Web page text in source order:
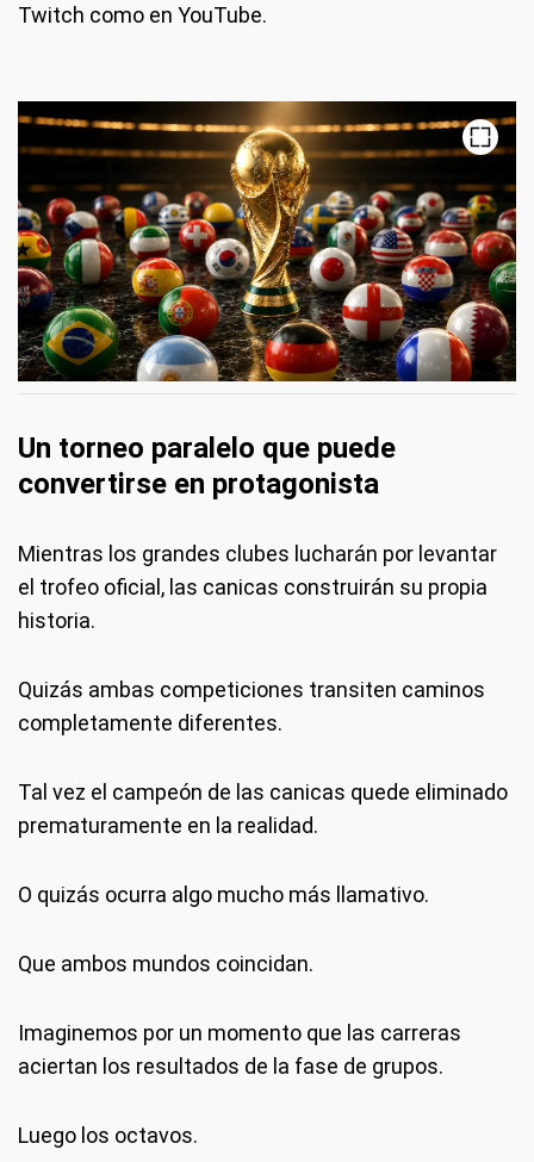
Twitch como en YouTube.
Un torneo paralelo que puede
convertirse en protagonista
Mientras los grandes clubes lucharán por levantar
el trofeo oficial, las canicas construirán su propia
historia.
Quizás ambas competiciones transiten caminos
completamente diferentes.
Tal vez el campeón de las canicas quede eliminado
prematuramente en la realidad.
O quizás ocurra algo mucho más llamativo.
Que ambos mundos coincidan.
Imaginemos por un momento que las carreras
aciertan los resultados de la fase de grupos.
Luego los octavos.